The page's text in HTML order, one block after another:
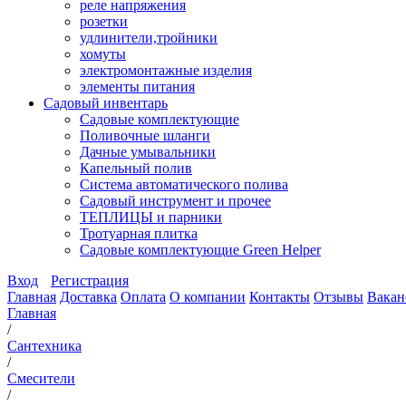
реле напряжения
розетки
удлинители,тройники
хомуты
электромонтажные изделия
элементы питания
Садовый инвентарь
Садовые комплектующие
Поливочные шланги
Дачные умывальники
Капельный полив
Система автоматического полива
Садовый инструмент и прочее
ТЕПЛИЦЫ и парники
Тротуарная плитка
Садовые комплектующие Green Helper
Вход
Регистрация
Главная Доставка Оплата О компании Контакты Отзывы
Главная
/
Сантехника
/
Смесители
/